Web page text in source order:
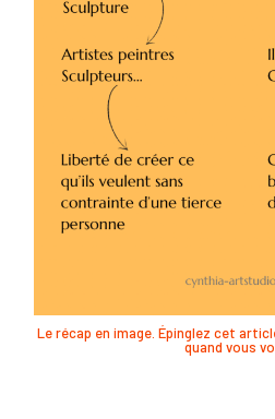
Le récap en image. Épinglez cet
quand vous